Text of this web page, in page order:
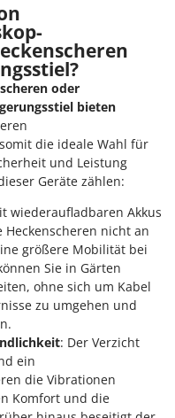
oder
bieten
die ideale Wahl für
und Leistung
Geräte zählen:
wiederaufladbaren Akkus
nicht an
größere Mobilität bei
Sie in Gärten
ohne sich um Kabel
zu umgehen und
: Der Verzicht
ein
die Vibrationen
Komfort und die